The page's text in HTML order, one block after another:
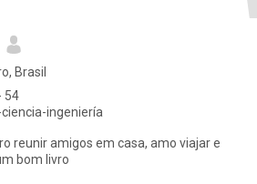
Brasil
54
ingeniería
reunir amigos em casa, amo viajar e
bom livro